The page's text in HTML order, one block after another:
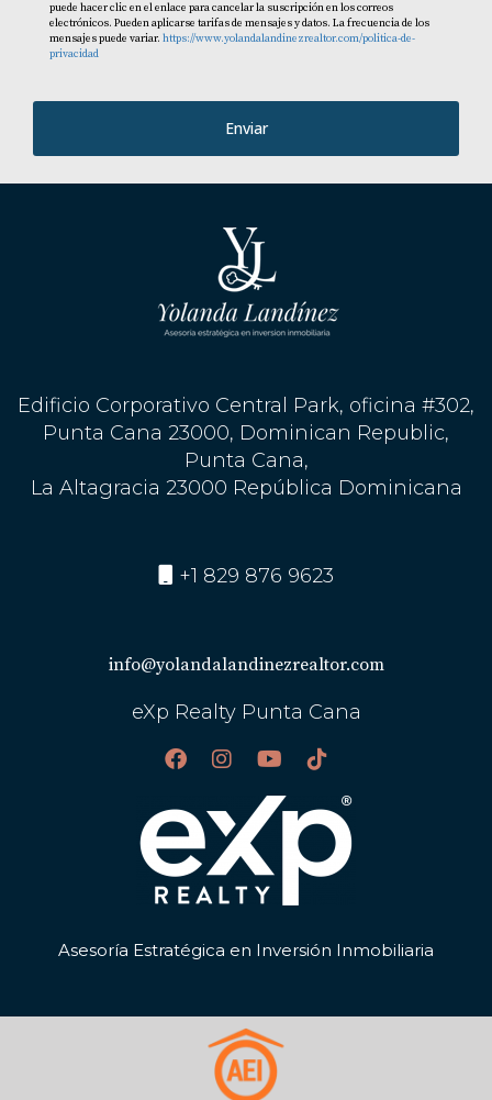
Punta Cana es generalmente seguro para los turistas; sin
embargo, siempre es recomendable seguir las pautas
puede hacer clic en el enlace para cancelar la suscripción en los correos
electrónicos. Pueden aplicarse tarifas de mensajes y datos. La frecuencia de los
mensajes puede variar. https://www.yolandalandinezrealtor.com/politica-de-
privacidad
Enviar
Edificio Corporativo Central Park, oficina #302,
Punta Cana 23000, Dominican Republic,
Punta Cana,
La Altagracia 23000 República Dominicana
+1 829 876 9623
info@yolandalandinezrealtor.com
eXp Realty Punta Cana
Asesoría Estratégica en Inversión Inmobiliaria